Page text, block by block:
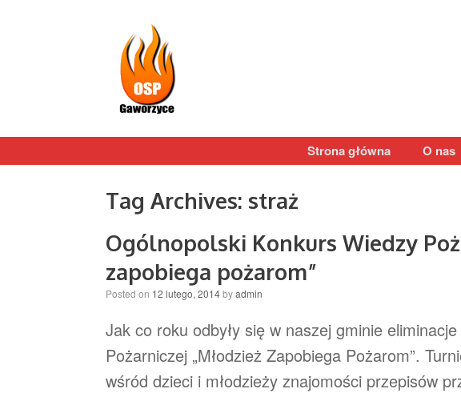
Strona główna O nas
Tag Archives: straż
Ogólnopolski Konkurs Wiedzy
zapobiega pożarom”
Posted on 12 lutego, 2014byadmin
Jak co roku odbyły się w naszej gminie
Pożarniczej „Młodzież Zapobiega Pożarom”.
wśród dzieci i młodzieży znajomości przepisów